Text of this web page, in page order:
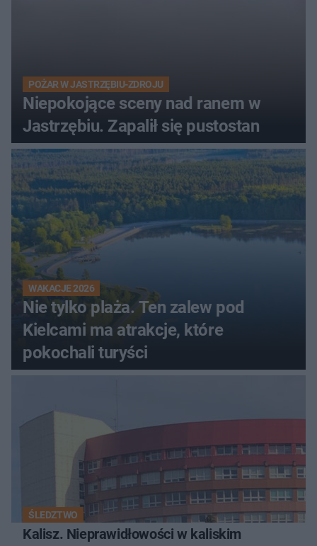
POŻAR W JASTRZĘBIU-ZDROJU
Niepokojące sceny nad ranem w
Jastrzębiu. Zapalił się pustostan
WAKACJE 2026
Nie tylko plaża. Ten zalew pod
Kielcami ma atrakcje, które
pokochali turyści
ŚLEDZTWO
Kalisz. Nieprawidłowości w kaliskim